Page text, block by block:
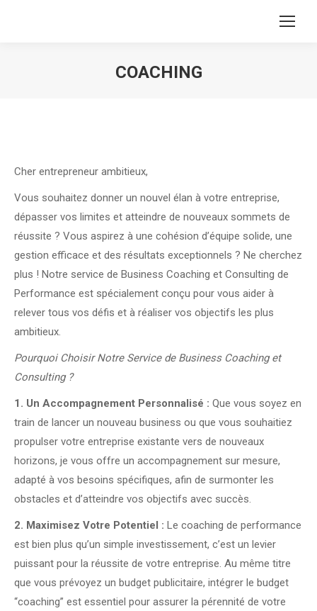
COACHING
Cher entrepreneur ambitieux,
Vous souhaitez donner un nouvel élan à votre entreprise,
dépasser vos limites et atteindre de nouveaux sommets de
réussite ? Vous aspirez à une cohésion d’équipe solide, une
gestion efficace et des résultats exceptionnels ? Ne cherchez
plus ! Notre service de Business Coaching et Consulting de
Performance est spécialement conçu pour vous aider à
relever tous vos défis et à réaliser vos objectifs les plus
ambitieux.
Pourquoi Choisir Notre Service de Business Coaching et
Consulting ?
1. Un Accompagnement Personnalisé : Que vous soyez en
train de lancer un nouveau business ou que vous souhaitiez
propulser votre entreprise existante vers de nouveaux
horizons, je vous offre un accompagnement sur mesure,
adapté à vos besoins spécifiques, afin de surmonter les
obstacles et d’atteindre vos objectifs avec succès.
2. Maximisez Votre Potentiel : Le coaching de performance
est bien plus qu’un simple investissement, c’est un levier
puissant pour la réussite de votre entreprise. Au même titre
que vous prévoyez un budget publicitaire, intégrer le budget
“coaching” est essentiel pour assurer la pérennité de votre